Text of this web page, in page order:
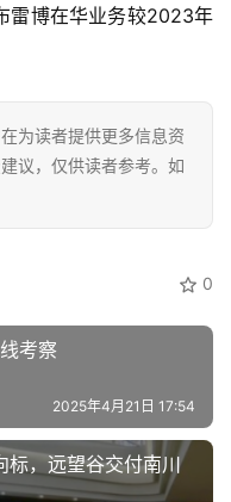
册雷博在华业务较2023年
为读者提供更多信息资
议，仅供读者参考。如
0
考察
2025年4月21日 17:54
，远望谷交付南川